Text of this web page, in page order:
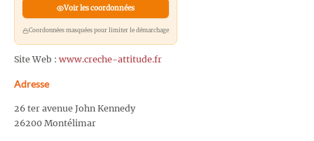
Voir les coordonnées
Coordonnées masquées pour limiter le démarchage
Site Web : www.creche-attitude.fr
Adresse
26 ter avenue John Kennedy
26200 Montélimar